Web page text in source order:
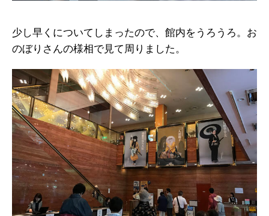
少し早くについてしまったので、館内をうろうろ。お
のぼりさんの様相で見て周りました。